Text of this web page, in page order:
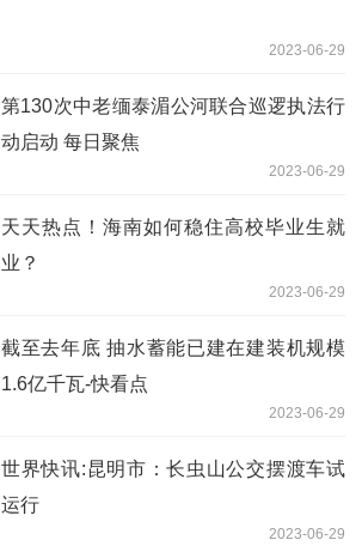
2023-06-29
第130次中老缅泰湄公河联合巡逻执法行
动启动 每日聚焦
2023-06-29
天天热点！海南如何稳住高校毕业生就
业？
2023-06-29
截至去年底 抽水蓄能已建在建装机规模
1.6亿千瓦-快看点
2023-06-29
世界快讯:昆明市：长虫山公交摆渡车试
运行
2023-06-29